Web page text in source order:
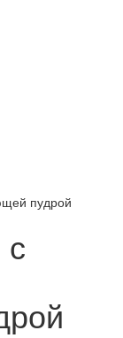
пудрой